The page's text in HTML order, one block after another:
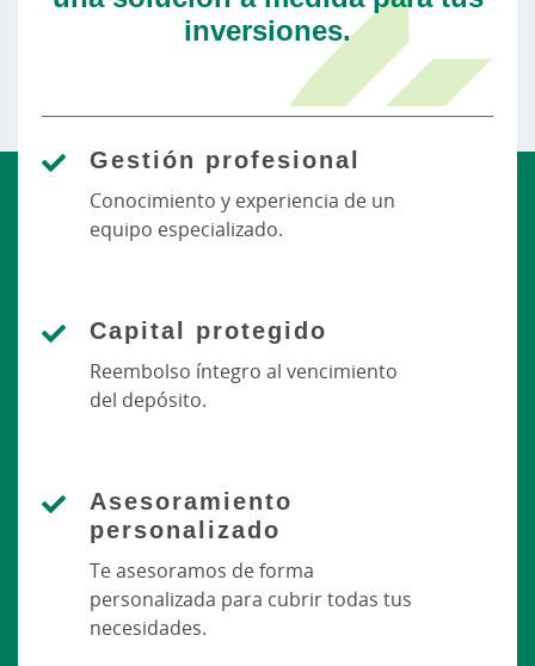
inversiones.
Gestión profesional
Conocimiento y experiencia de un
equipo especializado.
Capital protegido
Reembolso íntegro al vencimiento
del depósito.
Asesoramiento
personalizado
Te asesoramos de forma
personalizada para cubrir todas tus
necesidades.